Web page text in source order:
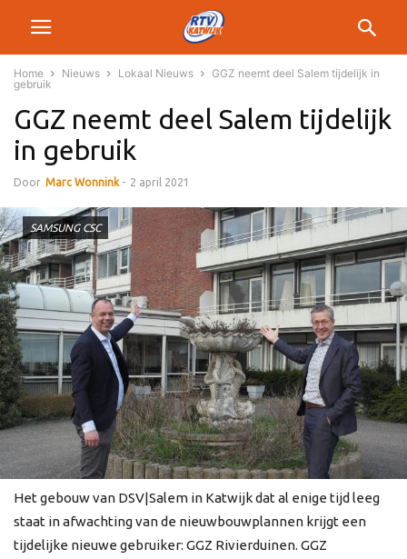
Home Nieuws Lokaal Nieuws
GGZ neemt deel Salem tijdelijk in
gebruik
GGZ neemt deel Salem tijdelijk
in gebruik
Door Marc Wonnink - 2 april 2021
SAMSUNG CSC
Het gebouw van DSV|Salem in Katwijk dat al enige tijd leeg
staat in afwachting van de nieuwbouwplannen krijgt een
tijdelijke nieuwe gebruiker: GGZ Rivierduinen. GGZ